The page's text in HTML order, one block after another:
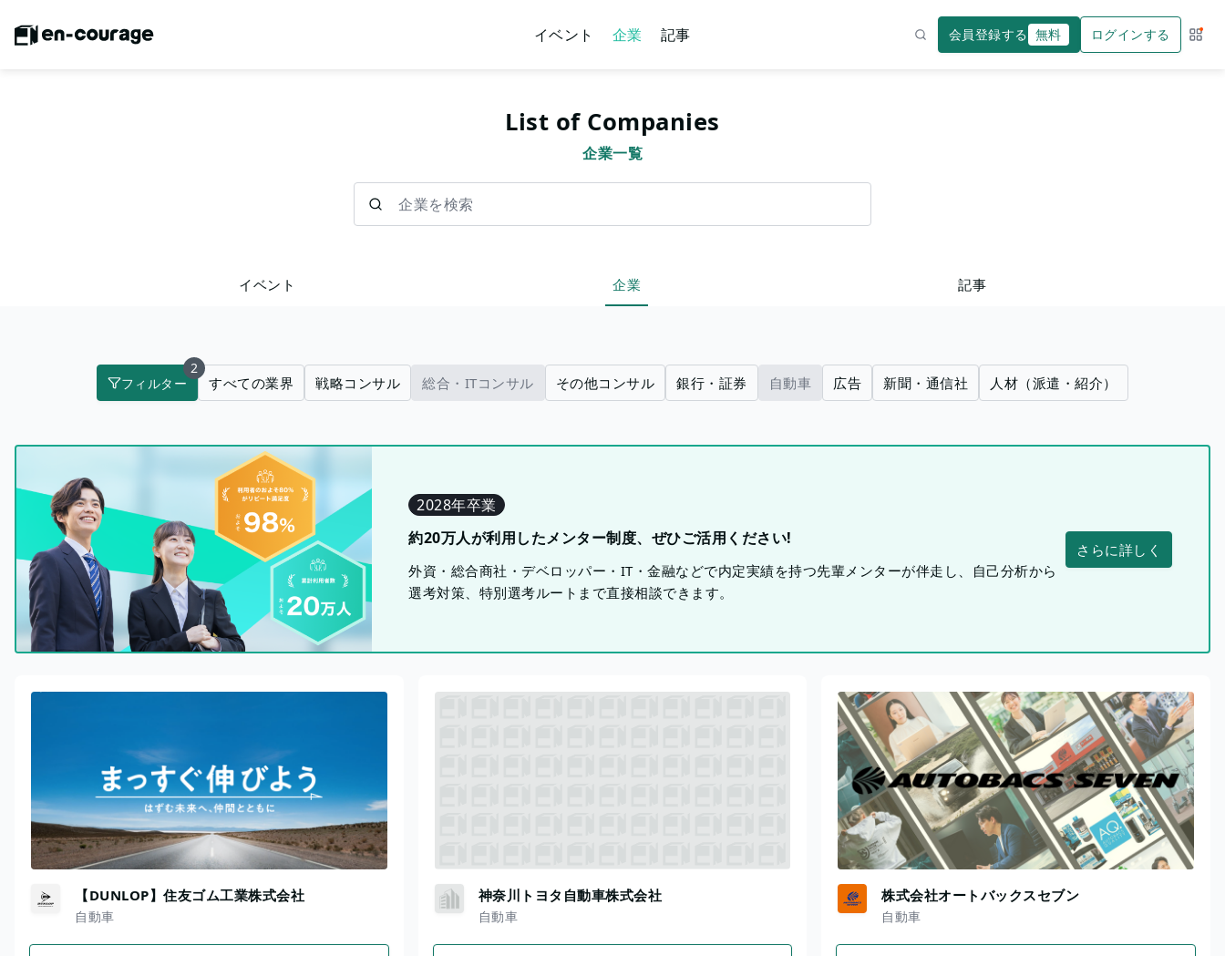
イベント 企業 記事 会員登録する 無料 ログインする サー
List of Companies
企業一覧
イベント 企業 記事
フィルター
2
すべての業界 戦略コンサル 総合・ITコンサル その他コンサル 銀行・証券 自動車 広告 新聞・通信社 人材（派遣・紹介）
2028年卒業
約20万人が利用したメンター制度、ぜひご活用ください!
外資・総合商社・デベロッパー・IT・金融などで内定実績を持つ先輩メンターが伴走し、自己分析から
選考対策、特別選考ルートまで直接相談できます。
さらに詳しく
【DUNLOP】住友ゴム工業株式会社
自動車
神奈川トヨタ自動車株式会社
自動車
株式会社オートバックスセブン
自動車